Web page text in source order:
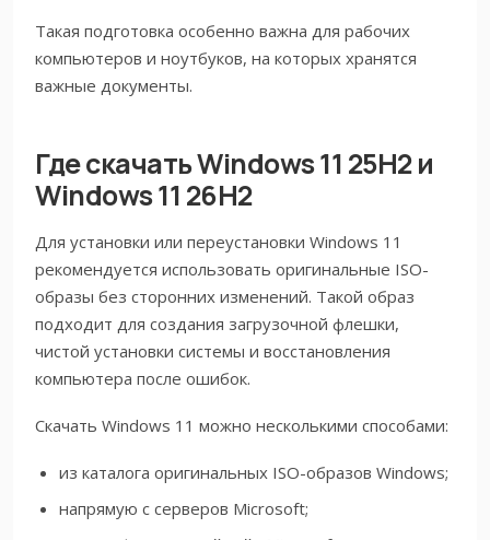
Такая подготовка особенно важна для рабочих
компьютеров и ноутбуков, на которых хранятся
важные документы.
Где скачать Windows 11 25H2 и
Windows 11 26H2
Для установки или переустановки Windows 11
рекомендуется использовать оригинальные ISO-
образы без сторонних изменений. Такой образ
подходит для создания загрузочной флешки,
чистой установки системы и восстановления
компьютера после ошибок.
Скачать Windows 11 можно несколькими способами:
из каталога оригинальных ISO-образов Windows;
напрямую с серверов Microsoft;